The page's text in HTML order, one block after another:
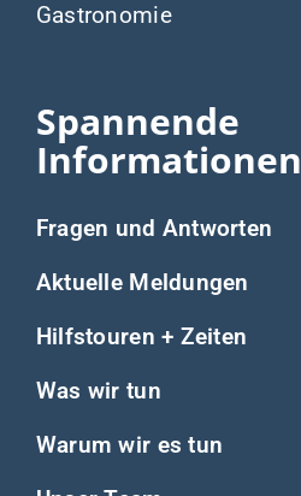
Gastronomie
Spannende
Informationen
Fragen und Antworten
Aktuelle Meldungen
Hilfstouren + Zeiten
Was wir tun
Warum wir es tun